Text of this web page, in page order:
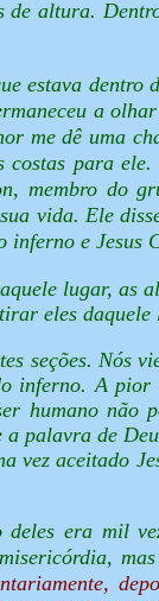
de altura.
estava
a
me dê uma
costas para
membro do
vida. Ele
inferno e
lugar, as
eles
seções. Nós
inferno. A
humano não
a palavra de
vez aceitado
deles era mil